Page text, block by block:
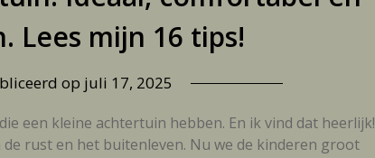
Lees mijn 16 tips!
op juli 17, 2025
een kleine achtertuin hebben. En ik vind dat heerlijk!
rust en het buitenleven. Nu we de kinderen groot